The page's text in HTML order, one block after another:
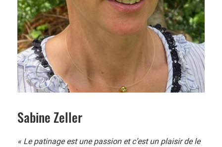
Sabine Zeller
« Le patinage est une passion et c’est un plaisir de le